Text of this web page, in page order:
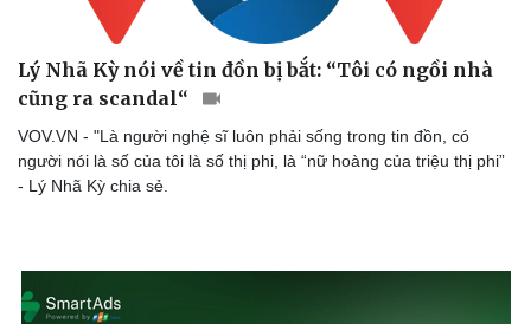
Sân khấu - Điện ảnh
Văn học
Âm nhạc
Giải trí
Thời trang
Lý Nhã Kỳ nói về tin đồn bị bắt: “Tôi có ngồi nhà
cũng ra scandal“
VOV.VN - "Là người nghệ sĩ luôn phải sống trong tin đồn, có
người nói là số của tôi là số thị phi, là “nữ hoàng của triệu thị phi”
- Lý Nhã Kỳ chia sẻ.